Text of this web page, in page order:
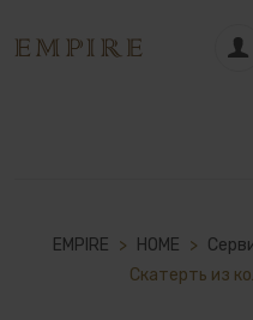
EMPIRE > HOME >
Скатерть из